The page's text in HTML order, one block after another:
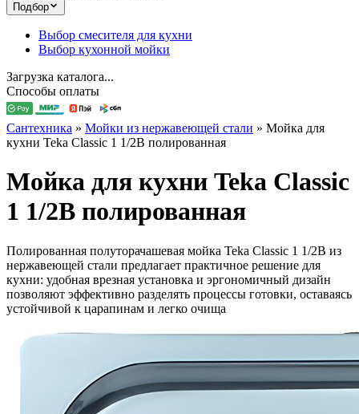
Подбор
Выбор смесителя для кухни
Выбор кухонной мойки
Загрузка каталога...
Способы оплаты
Сантехника » Мойки из нержавеющей стали » Мойка для
кухни Teka Classic 1 1/2B полированная
Мойка для кухни Teka Classic
1 1/2B полированная
Полированная полуторачашевая мойка Teka Classic 1 1/2B из
нержавеющей стали предлагает практичное решение для
кухни: удобная врезная установка и эргономичный дизайн
позволяют эффективно разделять процессы готовки, оставаясь
устойчивой к царапинам и легко очища